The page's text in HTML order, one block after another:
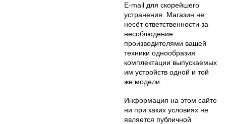
E-mail для скорейшего
устранения. Магазин не
несёт ответственности за
несоблюдение
производителями вашей
техники однообразия
комплектации выпускаемых
им устройств одной и той
же модели.
Информация на этом сайте
ни при каких условиях не
является публичной